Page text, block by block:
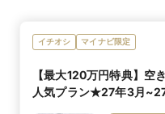
イチオシ マイナビ限定
【最大120万円特典】空
人気プラン★27年3月